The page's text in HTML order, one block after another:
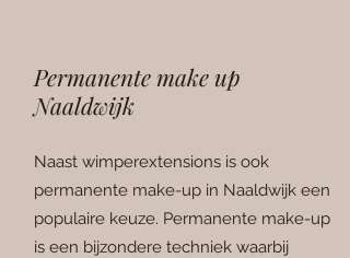
Permanente make up
Naaldwijk
Naast wimperextensions is ook
permanente make-up in Naaldwijk een
populaire keuze. Permanente make-up
is een bijzondere techniek waarbij